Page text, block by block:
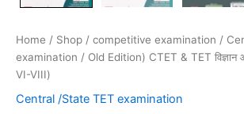
Home / Shop / competitive examination /
examination / Old Edition) CTET & TET विज्ञान
VI-VIII)
Central /State TET examination